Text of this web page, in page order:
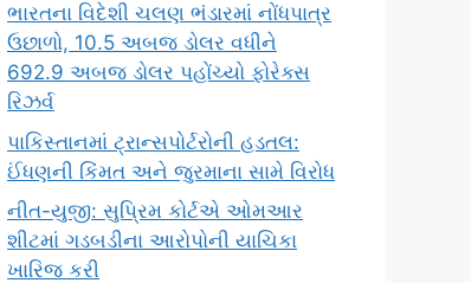
ભારતના વિદેશી ચલણ ભંડારમાં નોંધપાત્ર
ઉછાળો, 10.5 અબજ ડોલર વધીને
692.9 અબજ ડોલર પહોંચ્યો ફોરેક્સ
રિઝર્વ
પાકિસ્તાનમાં ટ્રાન્સપોર્ટરોની હડતલ:
ઈંધણની કિંમત અને જુરમાના સામે વિરોધ
નીત-યુજી: સુપ્રિમ કોર્ટએ ઓમઆર
શીટમાં ગડબડીના આરોપોની યાચિકા
ખારિજ કરી